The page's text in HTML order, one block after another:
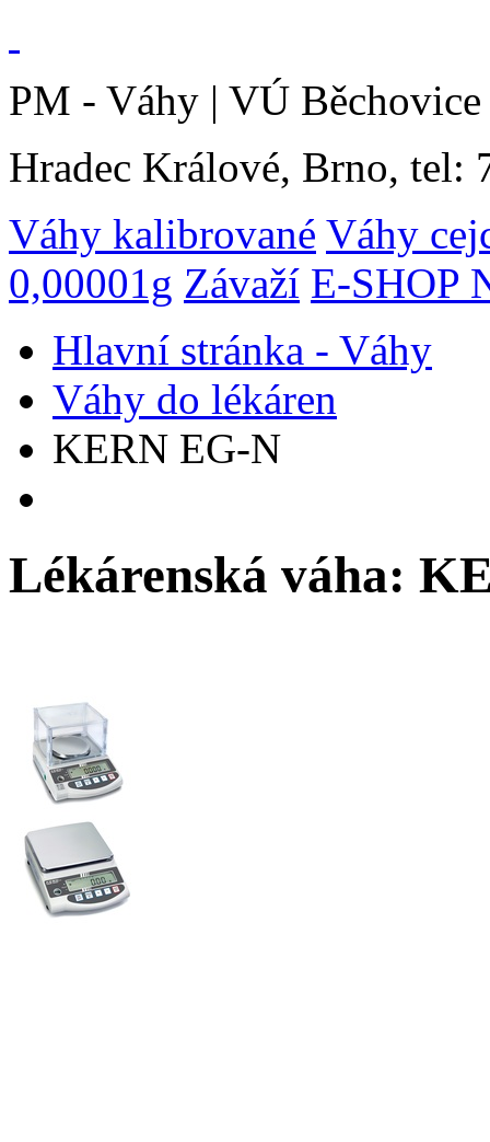
PM - Váhy | VÚ Běchovice
Hradec Králové, Brno, tel:
Váhy kalibrované Váhy
0,00001g Závaží E-SHOP
Hlavní stránka - Váhy
Váhy do lékáren
KERN EG-N
Lékárenská váha: